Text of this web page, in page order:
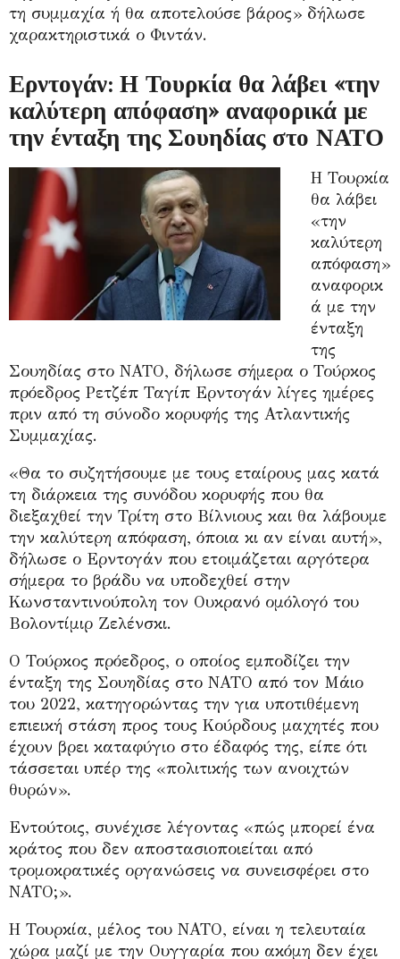
τη συμμαχία ή θα αποτελούσε βάρος» δήλωσε
χαρακτηριστικά ο Φιντάν.
Ερντογάν: Η Τουρκία θα λάβει «την
καλύτερη απόφαση» αναφορικά με
την ένταξη της Σουηδίας στο ΝΑΤΟ
Η Τουρκία
θα λάβει
«την
καλύτερη
απόφαση»
αναφορικ
ά με την
ένταξη
της
Σουηδίας στο ΝΑΤΟ, δήλωσε σήμερα ο Τούρκος
πρόεδρος Ρετζέπ Ταγίπ Ερντογάν λίγες ημέρες
πριν από τη σύνοδο κορυφής της Ατλαντικής
Συμμαχίας.
«Θα το συζητήσουμε με τους εταίρους μας κατά
τη διάρκεια της συνόδου κορυφής που θα
διεξαχθεί την Τρίτη στο Βίλνιους και θα λάβουμε
την καλύτερη απόφαση, όποια κι αν είναι αυτή»,
δήλωσε ο Ερντογάν που ετοιμάζεται αργότερα
σήμερα το βράδυ να υποδεχθεί στην
Κωνσταντινούπολη τον Ουκρανό ομόλογό του
Βολοντίμιρ Ζελένσκι.
Ο Τούρκος πρόεδρος, ο οποίος εμποδίζει την
ένταξη της Σουηδίας στο ΝΑΤΟ από τον Μάιο
του 2022, κατηγορώντας την για υποτιθέμενη
επιεική στάση προς τους Κούρδους μαχητές που
έχουν βρει καταφύγιο στο έδαφός της, είπε ότι
τάσσεται υπέρ της «πολιτικής των ανοιχτών
θυρών».
Εντούτοις, συνέχισε λέγοντας «πώς μπορεί ένα
κράτος που δεν αποστασιοποιείται από
τρομοκρατικές οργανώσεις να συνεισφέρει στο
ΝΑΤΟ;».
Η Τουρκία, μέλος του ΝΑΤΟ, είναι η τελευταία
χώρα μαζί με την Ουγγαρία που ακόμη δεν έχει